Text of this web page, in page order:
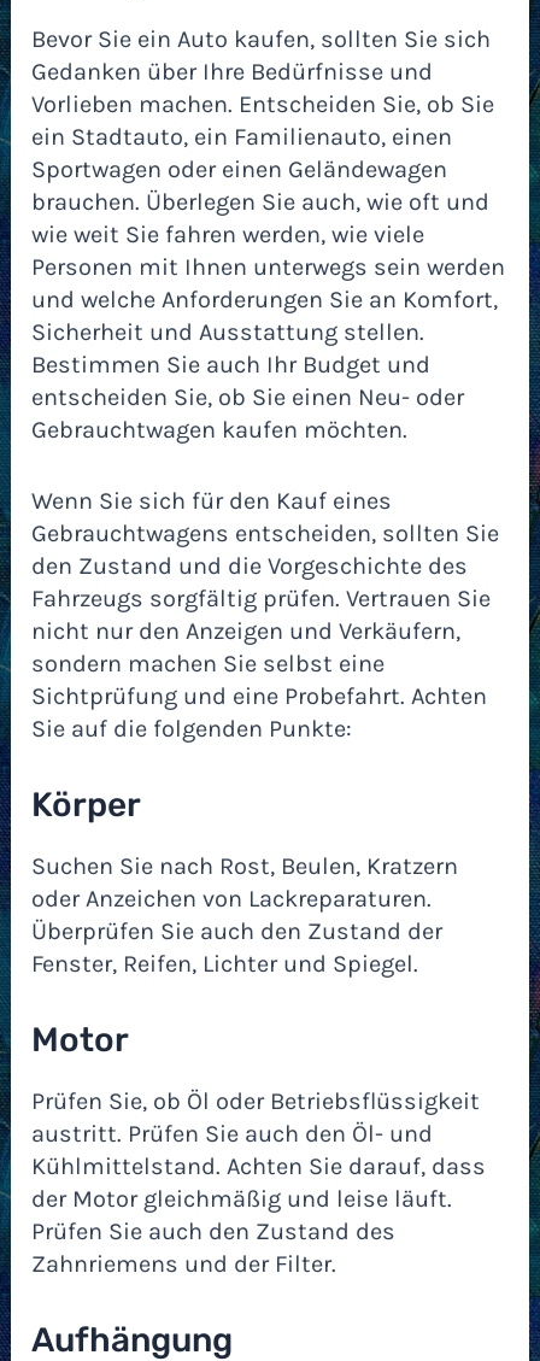
Bevor Sie ein Auto kaufen, sollten Sie sich
Gedanken über Ihre Bedürfnisse und
Vorlieben machen. Entscheiden Sie, ob Sie
ein Stadtauto, ein Familienauto, einen
Sportwagen oder einen Geländewagen
brauchen. Überlegen Sie auch, wie oft und
wie weit Sie fahren werden, wie viele
Personen mit Ihnen unterwegs sein werden
und welche Anforderungen Sie an Komfort,
Sicherheit und Ausstattung stellen.
Bestimmen Sie auch Ihr Budget und
entscheiden Sie, ob Sie einen Neu- oder
Gebrauchtwagen kaufen möchten.
Wenn Sie sich für den Kauf eines
Gebrauchtwagens entscheiden, sollten Sie
den Zustand und die Vorgeschichte des
Fahrzeugs sorgfältig prüfen. Vertrauen Sie
nicht nur den Anzeigen und Verkäufern,
sondern machen Sie selbst eine
Sichtprüfung und eine Probefahrt. Achten
Sie auf die folgenden Punkte:
Körper
Suchen Sie nach Rost, Beulen, Kratzern
oder Anzeichen von Lackreparaturen.
Überprüfen Sie auch den Zustand der
Fenster, Reifen, Lichter und Spiegel.
Motor
Prüfen Sie, ob Öl oder Betriebsflüssigkeit
austritt. Prüfen Sie auch den Öl- und
Kühlmittelstand. Achten Sie darauf, dass
der Motor gleichmäßig und leise läuft.
Prüfen Sie auch den Zustand des
Zahnriemens und der Filter.
Aufhängung